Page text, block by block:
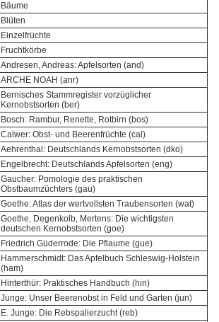
Bäume
Blüten
Einzelfrüchte
Fruchtkörbe
Andresen, Andreas: Apfelsorten (and)
ARCHE NOAH (anr)
Bernisches Stammregister vorzüglicher
Kernobstsorten (ber)
Bosch: Rambur, Renette, Rotbirn (bos)
Calwer: Obst- und Beerenfrüchte (cal)
Aehrenthal: Deutschlands Kernobstsorten (dko)
Engelbrecht: Deutschlands Apfelsorten (eng)
Gaucher: Pomologie des praktischen
Obstbaumzüchters (gau)
Goethe: Atlas der wertvollsten Traubensorten (wat)
Goethe, Degenkolb, Mertens: Die wichtigsten
deutschen Kernobstsorten (goe)
Friedrich Güderrode: Die Pflaume (gue)
Hammerschmidt: Das Apfelbuch Schleswig-Holstein
(ham)
Hinterthür: Praktisches Handbuch (hin)
Junge: Unser Beerenobst in Feld und Garten (jun)
E. Junge: Die Rebspalierzucht (reb)